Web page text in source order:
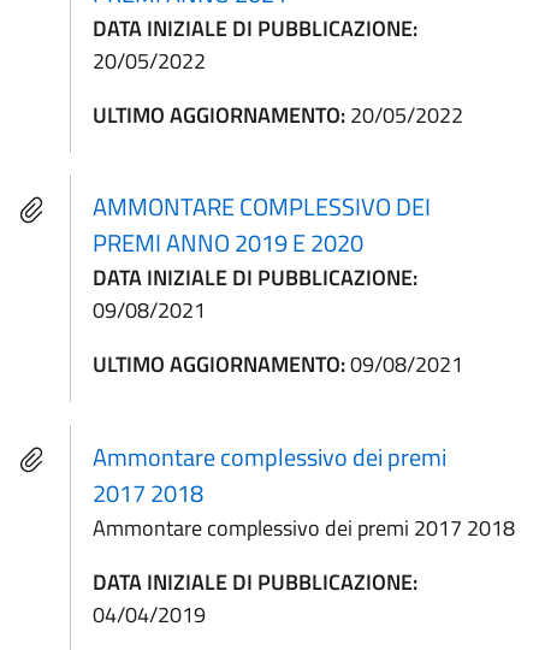
DATA INIZIALE DI PUBBLICAZIONE:
20/05/2022
ULTIMO AGGIORNAMENTO:20/05/2022
AMMONTARE COMPLESSIVO DEI
PREMI ANNO 2019 E 2020
DATA INIZIALE DI PUBBLICAZIONE:
09/08/2021
ULTIMO AGGIORNAMENTO:09/08/2021
Ammontare complessivo dei premi
2017 2018
Ammontare complessivo dei premi 2017 2018
DATA INIZIALE DI PUBBLICAZIONE:
04/04/2019